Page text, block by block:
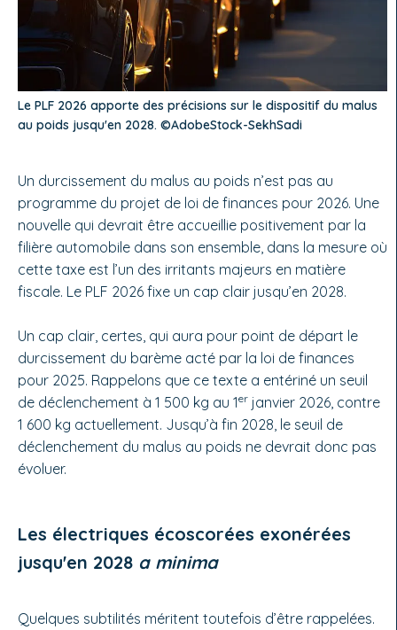
Le PLF 2026 apporte des précisions sur le dispositif du malus
au poids jusqu'en 2028. ©AdobeStock-SekhSadi
Un durcissement du malus au poids n’est pas au
programme du projet de loi de finances pour 2026. Une
nouvelle qui devrait être accueillie positivement par la
filière automobile dans son ensemble, dans la mesure où
cette taxe est l’un des irritants majeurs en matière
fiscale. Le PLF 2026 fixe un cap clair jusqu’en 2028.
Un cap clair, certes, qui aura pour point de départ le
durcissement du barème acté par la loi de finances
pour 2025. Rappelons que ce texte a entériné un seuil
de déclenchement à 1 500 kg au 1er janvier 2026, contre
1 600 kg actuellement. Jusqu’à fin 2028, le seuil de
déclenchement du malus au poids ne devrait donc pas
évoluer.
Les électriques écoscorées exonérées
jusqu'en 2028 a minima
Quelques subtilités méritent toutefois d’être rappelées.